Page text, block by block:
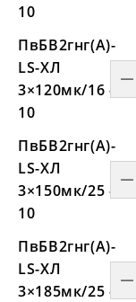
10
ПвБВ2гнг(А)-
LS-ХЛ
3×120мк/16 -
10
ПвБВ2гнг(А)-
LS-ХЛ
3×150мк/25 -
10
ПвБВ2гнг(А)-
LS-ХЛ
3×185мк/25 -